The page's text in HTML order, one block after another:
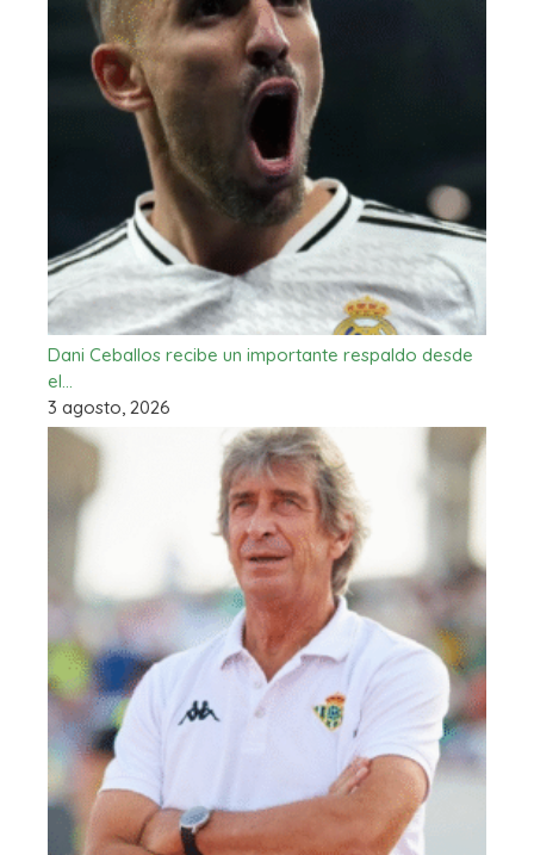
Dani Ceballos recibe un importante respaldo desde
el…
3 agosto, 2026